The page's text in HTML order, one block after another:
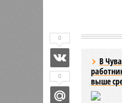
В
выше
0
0